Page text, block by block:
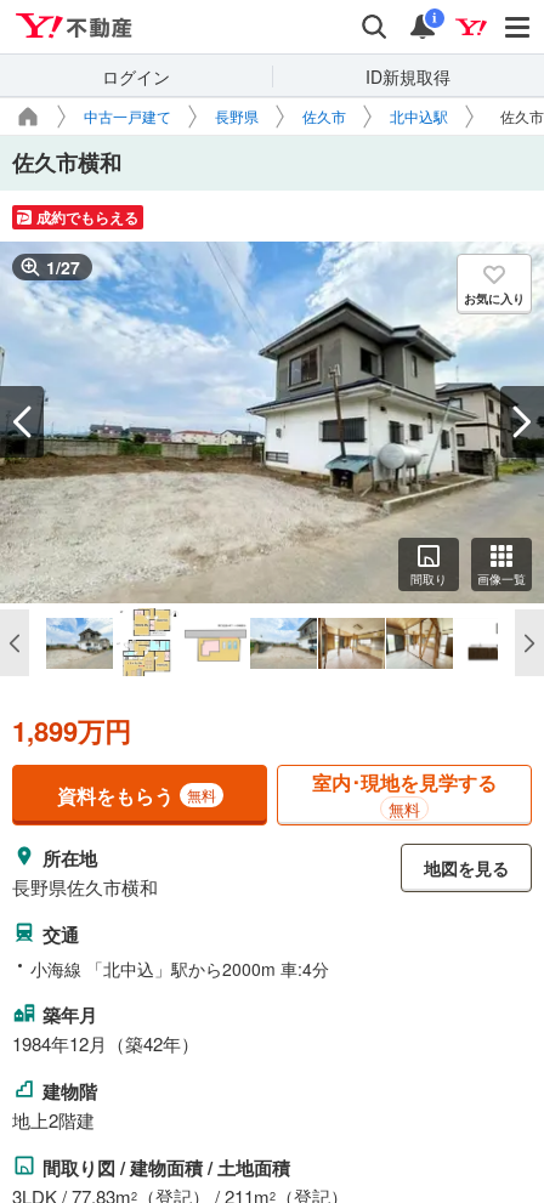
検索 通知
i
ログイン ID新規取得
中古一戸建て 長野県 佐久市 北中込駅 佐久
佐久市横和
成約でもらえる
1/27
お気に入り
間取り 画像一覧
1,899万円
資料をもらう 無料 室内･現地を見学する
無料
所在地
長野県佐久市横和
地図を見る
交通
小海線 「北中込」駅から2000m 車:4分
築年月
1984年12月（築42年）
建物階
地上2階建
間取り図 / 建物面積 / 土地面積
3LDK / 77.83m2 （登記） / 211m2 （登記）